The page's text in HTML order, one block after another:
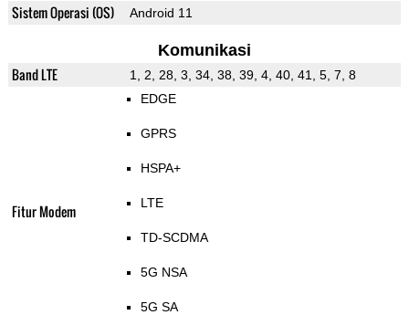
Sistem Operasi (OS) Android 11
Komunikasi
Band LTE 1, 2, 28, 3, 34, 38, 39, 4, 40, 41, 5, 7, 8
Fitur Modem
EDGE
GPRS
HSPA+
LTE
TD-SCDMA
5G NSA
5G SA